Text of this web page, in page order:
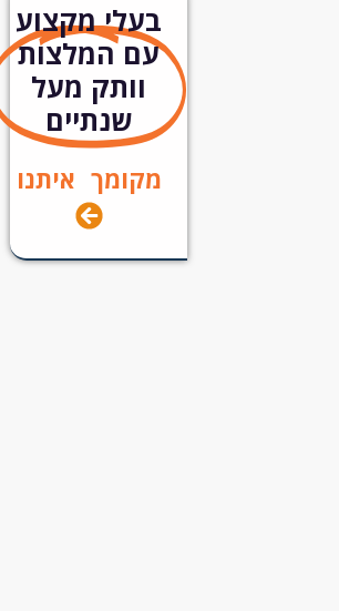
בעלי מקצוע
עם המלצות
וותק מעל
שנתיים
מקומך איתנו